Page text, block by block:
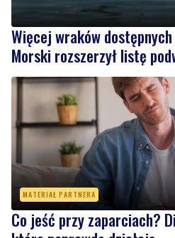
Więcej wraków
Morski rozszerzył listę
MATERIAŁ PARTNERA
Co jeść przy zaparciach?